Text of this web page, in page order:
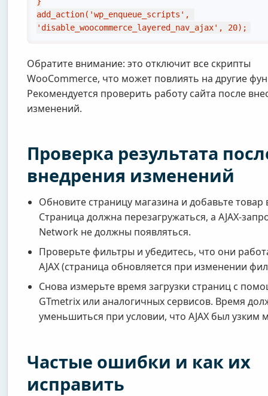
add_action('wp_enqueue_scripts',
'disable_woocommerce_layered_nav_ajax', 20);
Обратите внимание: это отключит все скрипты
WooCommerce, что может повлиять на другие
Рекомендуется проверить работу сайта после
изменений.
Проверка результата
внедрения изменений
Обновите страницу магазина и добавьте товар
Страница должна перезагружаться, а AJAX-
Network не должны появляться.
Проверьте фильтры и убедитесь, что они
AJAX (страница обновляется при изменении
Снова измерьте время загрузки страниц с
GTmetrix или аналогичных сервисов. Время
уменьшиться при условии, что AJAX был узким
Частые ошибки и как их
исправить